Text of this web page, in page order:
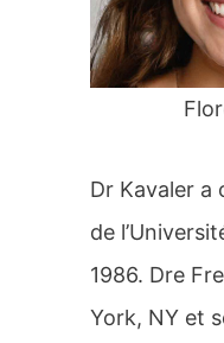
:
Dr Kavaler a
de
1986. Dre
York, NY et